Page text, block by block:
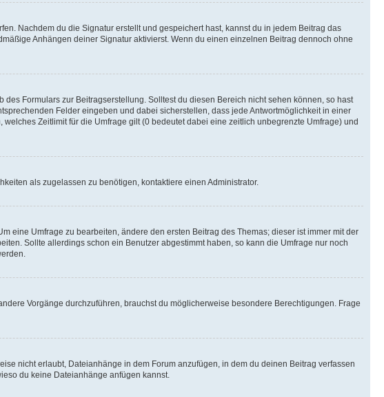
Nachdem du die Signatur erstellt und gespeichert hast, kannst du in jedem Beitrag das
Anhängen deiner Signatur aktivierst. Wenn du einen einzelnen Beitrag dennoch ohne
Formulars zur Beitragserstellung. Solltest du diesen Bereich nicht sehen können, so hast
Felder eingeben und dabei sicherstellen, dass jede Antwortmöglichkeit in einer
Zeitlimit für die Umfrage gilt (0 bedeutet dabei eine zeitlich unbegrenzte Umfrage) und
als zugelassen zu benötigen, kontaktiere einen Administrator.
eine Umfrage zu bearbeiten, ändere den ersten Beitrag des Themas; dieser ist immer mit der
Sollte allerdings schon ein Benutzer abgestimmt haben, so kann die Umfrage nur noch
Vorgänge durchzuführen, brauchst du möglicherweise besondere Berechtigungen. Frage
nicht erlaubt, Dateianhänge in dem Forum anzufügen, in dem du deinen Beitrag verfassen
du keine Dateianhänge anfügen kannst.